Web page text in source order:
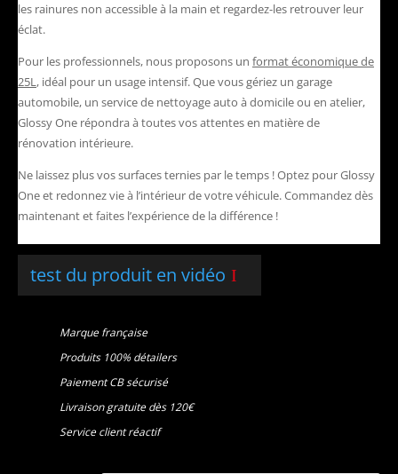
les rainures non accessible à la main et regardez-les retrouver leur
éclat.
Pour les professionnels, nous proposons un format économique de
25L, idéal pour un usage intensif. Que vous gériez un garage
automobile, un service de nettoyage auto à domicile ou en atelier,
Glossy One répondra à toutes vos attentes en matière de
rénovation intérieure.
Ne laissez plus vos surfaces ternies par le temps ! Optez pour Glossy
One et redonnez vie à l’intérieur de votre véhicule. Commandez dès
maintenant et faites l’expérience de la différence !
test du produit en vidéo
Marque française
Produits 100% détailers
Paiement CB sécurisé
Livraison gratuite dès 120€
Service client réactif